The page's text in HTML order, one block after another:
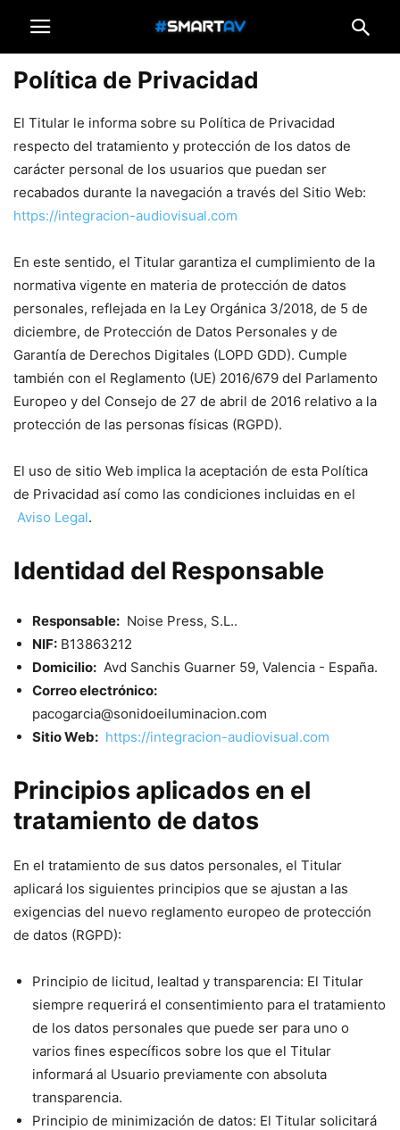
Política de Privacidad
El Titular le informa sobre su Política de Privacidad
respecto del tratamiento y protección de los datos de
carácter personal de los usuarios que puedan ser
recabados durante la navegación a través del Sitio Web:
https://integracion-audiovisual.com
En este sentido, el Titular garantiza el cumplimiento de la
normativa vigente en materia de protección de datos
personales, reflejada en la Ley Orgánica 3/2018, de 5 de
diciembre, de Protección de Datos Personales y de
Garantía de Derechos Digitales (LOPD GDD). Cumple
también con el Reglamento (UE) 2016/679 del Parlamento
Europeo y del Consejo de 27 de abril de 2016 relativo a la
protección de las personas físicas (RGPD).
El uso de sitio Web implica la aceptación de esta Política
de Privacidad así como las condiciones incluidas en el
Aviso Legal.
Identidad del Responsable
Responsable: Noise Press, S.L..
NIF: B13863212
Domicilio: Avd Sanchis Guarner 59, Valencia - España.
Correo electrónico:
pacogarcia@sonidoeiluminacion.com
Sitio Web: https://integracion-audiovisual.com
Principios aplicados en el
tratamiento de datos
En el tratamiento de sus datos personales, el Titular
aplicará los siguientes principios que se ajustan a las
exigencias del nuevo reglamento europeo de protección
de datos (RGPD):
Principio de licitud, lealtad y transparencia: El Titular
siempre requerirá el consentimiento para el tratamiento
de los datos personales que puede ser para uno o
varios fines específicos sobre los que el Titular
informará al Usuario previamente con absoluta
transparencia.
Principio de minimización de datos: El Titular solicitará